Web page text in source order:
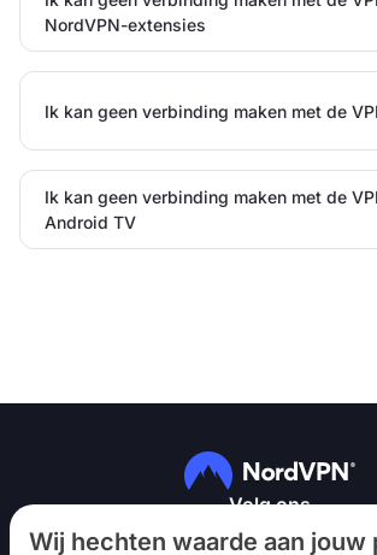
Wij hechten waarde aan jouw
NordVPN-extensies
Ik kan geen verbinding maken met de
Ik kan geen verbinding maken met de
Android TV
Volg ons